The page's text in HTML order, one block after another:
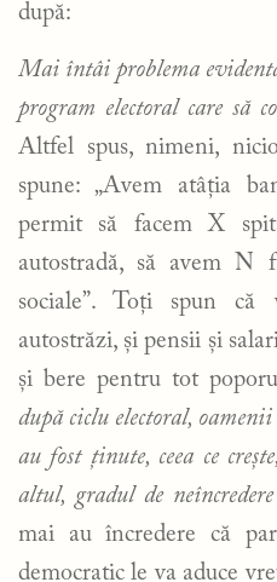
după:
Mai întâi problema
program electoral care să
Altfel spus, nimeni,
spune: „Avem atâția
permit să facem X
autostradă, să avem N
sociale”. Toți spun
autostrăzi, și pensii și
și bere pentru tot
după ciclu electoral,
au fost ținute, ceea ce
altul, gradul de
mai au încredere că
democratic le va aduce